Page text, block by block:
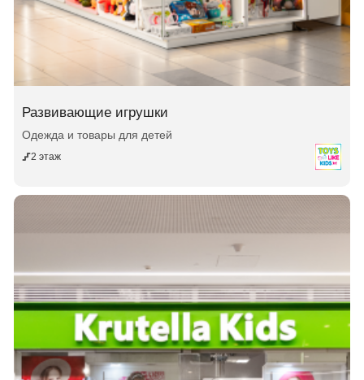
Развивающие игрушки
Одежда и товары для детей
2 этаж